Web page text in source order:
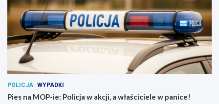
POLICJA WYPADKI
Pies na MOP-ie: Policja w akcji, a właściciele w panice!